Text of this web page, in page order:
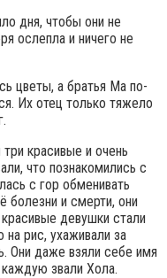
дня, чтобы они не
ослепла и ничего не
цветы, а братья Ма по-
Их отец только тяжело
красивые и очень
что познакомились с
с гор обменивать
болезни и смерти, они
девушки стали
на рис, ухаживали за
Они даже взяли себе имя
звали Хола.